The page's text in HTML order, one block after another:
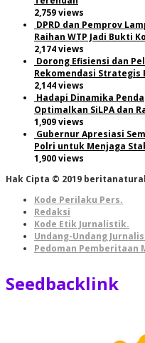
2,759 views
DPRD dan Pemprov
Raihan WTP Jadi Bukti
2,174 views
Dorong Efisiensi dan
Rekomendasi Strategis
2,144 views
Hadapi Dinamika
Optimalkan SiLPA dan
1,909 views
Gubernur Apresiasi
Polri untuk Menjaga
1,900 views
Hak Cipta © 2019
Kode Perilaku Pers.
Redaksi
Kode Etik Jurnalistik.
Undang-Undang
Pedoman Pemberitaan
Seedbacklink